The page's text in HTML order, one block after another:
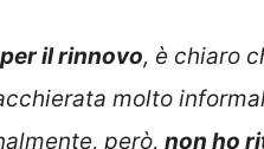
il rinnovo, è chiaro
molto
però, non ho